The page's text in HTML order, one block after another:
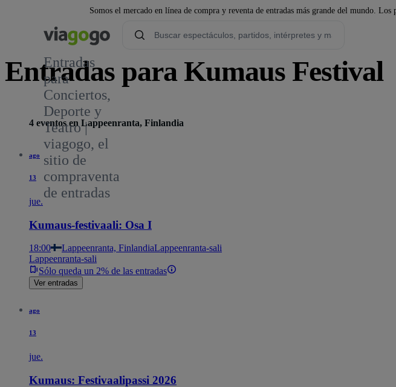
Somos el mercado en línea de compra y reventa de entradas más grande del mundo.
Entradas
para
Conciertos,
Deporte y
Teatro |
viagogo, el
sitio de
compraventa
de entradas
Entradas para Kumaus Festival
4 eventos en Lappeenranta, Finlandia
ago
13
jue.
Kumaus-festivaali: Osa I
18:00 Lappeenranta, FinlandiaLappeenranta-sali
Lappeenranta-sali
Sólo queda un 2% de las entradas
Ver entradas
ago
13
jue.
Kumaus: Festivaalipassi 2026